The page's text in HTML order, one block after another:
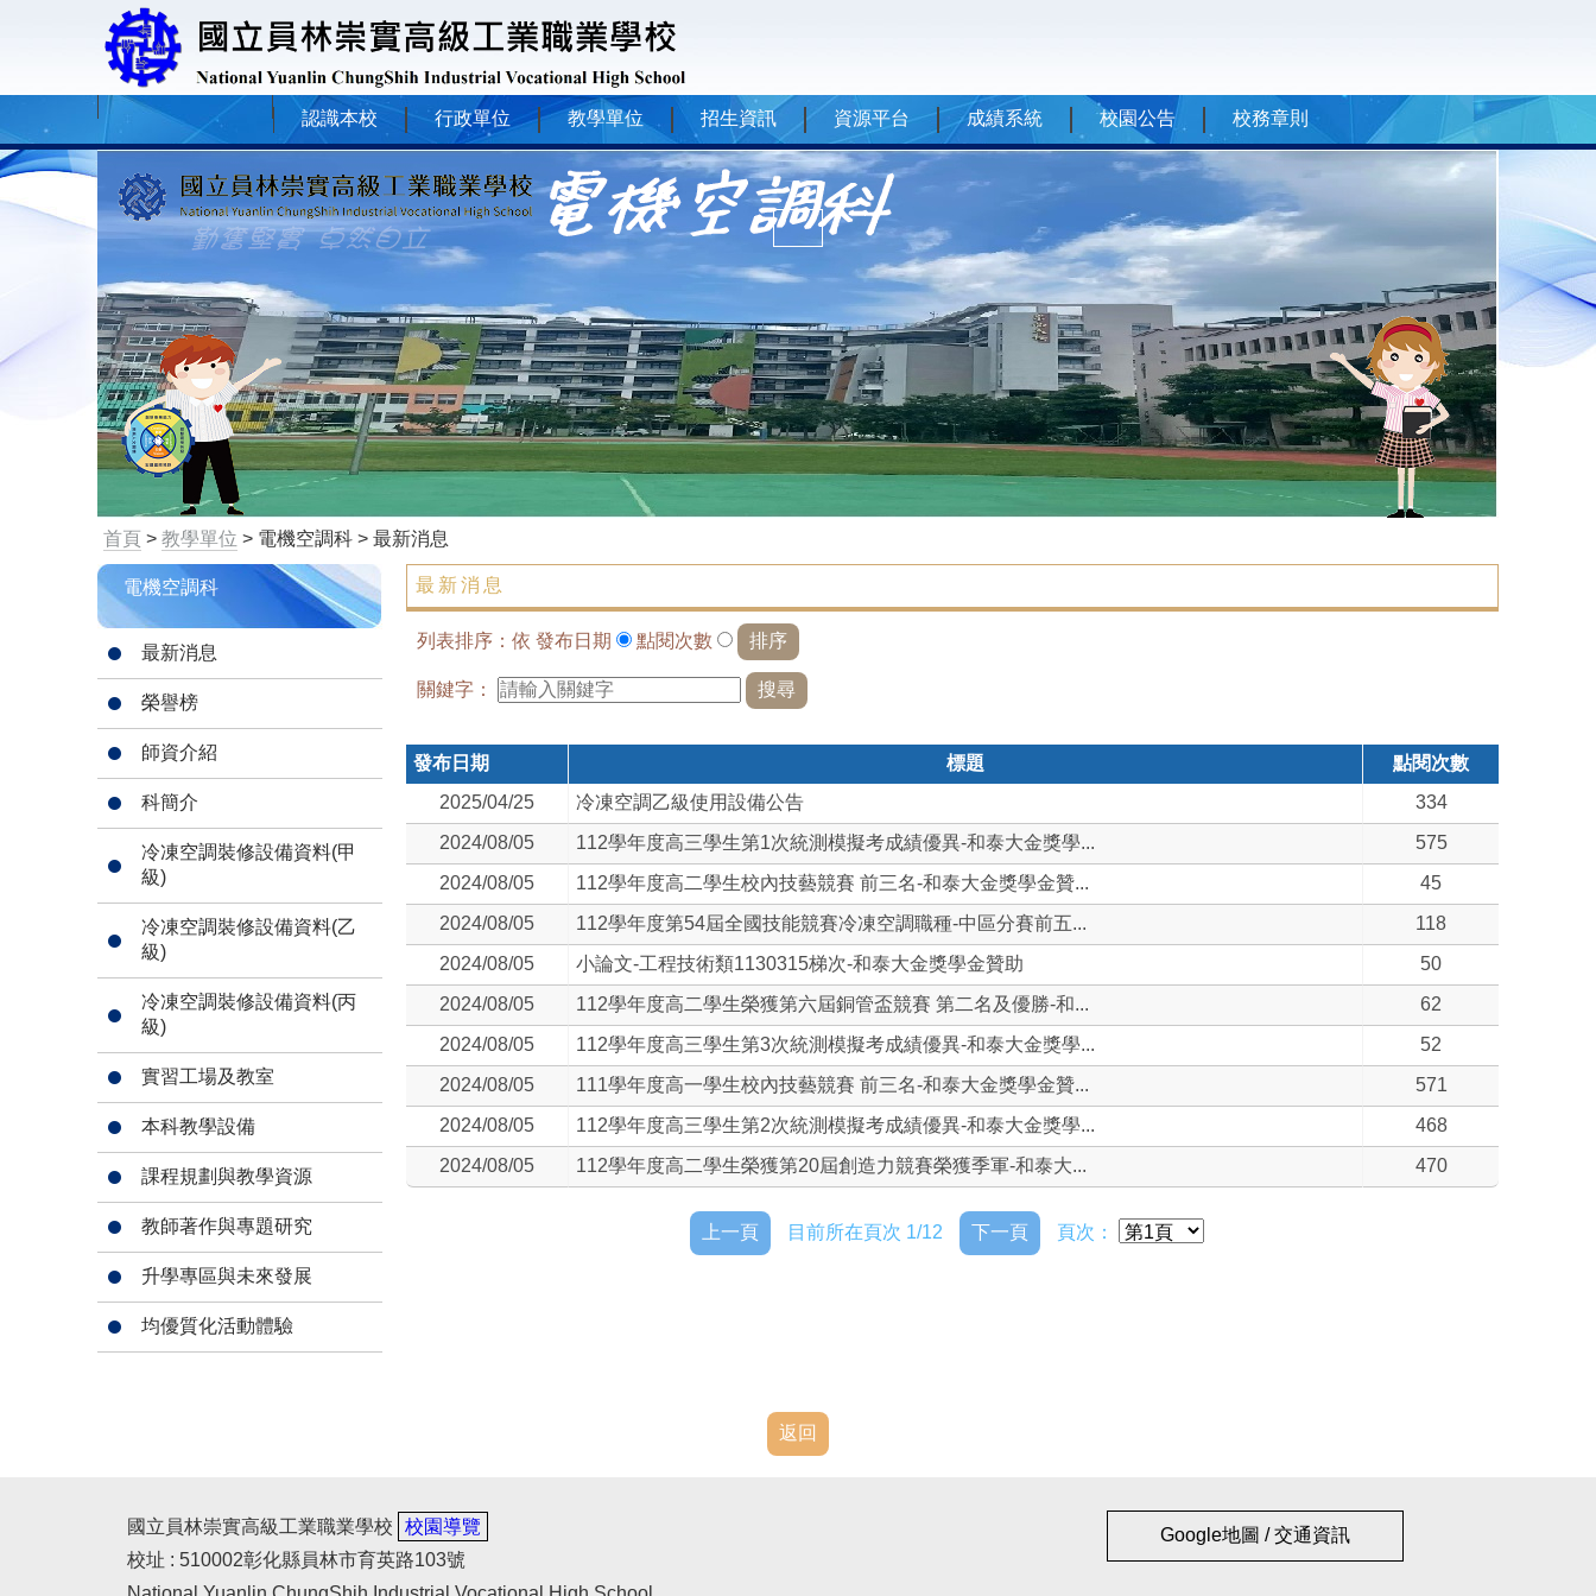
認識本校 行政單位 教學單位 招生資訊 資源平台 成績系統 校園公告 校務章則
首頁 > 教學單位 > 電機空調科 > 最新消息
電機空調科
最新消息
榮譽榜
師資介紹
科簡介
冷凍空調裝修設備資料(甲
級)
冷凍空調裝修設備資料(乙
級)
冷凍空調裝修設備資料(丙
級)
實習工場及教室
本科教學設備
課程規劃與教學資源
教師著作與專題研究
升學專區與未來發展
均優質化活動體驗
最新消息
列表排序：依 發布日期 點閱次數
關鍵字：
發布日期 標題
點閱次數
2025/04/25
冷凍空調乙級使用設備公告
334
2024/08/05
112學年度高三學生第1次統測模擬考成績優異-和泰大金獎學...
575
2024/08/05
112學年度高二學生校內技藝競賽 前三名-和泰大金獎學金贊...
45
2024/08/05
112學年度第54屆全國技能競賽冷凍空調職種-中區分賽前五...
118
2024/08/05
小論文-工程技術類1130315梯次-和泰大金獎學金贊助
50
2024/08/05
112學年度高二學生榮獲第六屆銅管盃競賽 第二名及優勝-和...
62
2024/08/05
112學年度高三學生第3次統測模擬考成績優異-和泰大金獎學...
52
2024/08/05
111學年度高一學生校內技藝競賽 前三名-和泰大金獎學金贊...
571
2024/08/05
112學年度高三學生第2次統測模擬考成績優異-和泰大金獎學...
468
2024/08/05
112學年度高二學生榮獲第20屆創造力競賽榮獲季軍-和泰大... 470
上一頁 目前所在頁次 1/12 下一頁 頁次：
返回
國立員林崇實高級工業職業學校
校園導覽
校址 : 510002彰化縣員林市育英路103號
Google地圖 / 交通資訊